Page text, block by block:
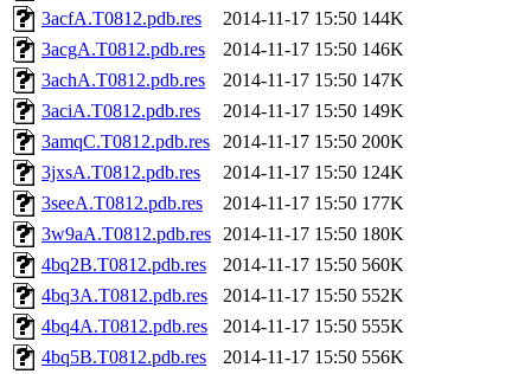
3acfA.T0812.pdb.res
2014-11-17 15:50 144K
3acgA.T0812.pdb.res
2014-11-17 15:50 146K
3achA.T0812.pdb.res
2014-11-17 15:50 147K
3aciA.T0812.pdb.res
2014-11-17 15:50 149K
3amqC.T0812.pdb.res
2014-11-17 15:50 200K
3jxsA.T0812.pdb.res
2014-11-17 15:50 124K
3seeA.T0812.pdb.res
2014-11-17 15:50 177K
3w9aA.T0812.pdb.res 2014-11-17 15:50 180K
4bq2B.T0812.pdb.res
2014-11-17 15:50 560K
4bq3A.T0812.pdb.res
2014-11-17 15:50 552K
4bq4A.T0812.pdb.res
2014-11-17 15:50 555K
4bq5B.T0812.pdb.res
2014-11-17 15:50 556K